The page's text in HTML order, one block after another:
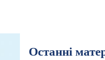
Останні